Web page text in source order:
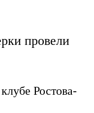
провели
Ростова-